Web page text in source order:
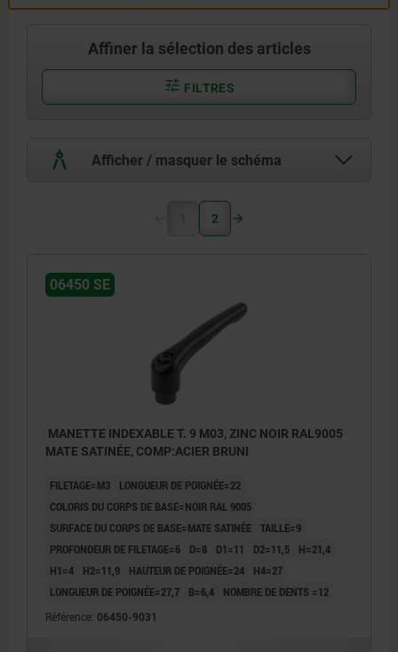
Affiner la sélection des articles
FILTRES
Afficher / masquer le schéma
1 2
06450 SE
MANETTE INDEXABLE T. 9 M03, ZINC NOIR RAL9005
MATE SATINÉE, COMP:ACIER BRUNI
FILETAGE=M3
LONGUEUR DE POIGNÉE=22
COLORIS DU CORPS DE BASE=NOIR RAL 9005
SURFACE DU CORPS DE BASE=MATE SATINÉE TAILLE=9
PROFONDEUR DE FILETAGE=6
D=8 D1=11 D2=11,5
H=21,4
H1=4
H2=11,9 HAUTEUR DE POIGNÉE=24
H4=27
LONGUEUR DE POIGNÉE=27,7
B=6,4 NOMBRE DE DENTS =12
Référence: 06450-9031